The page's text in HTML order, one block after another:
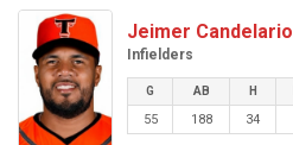
Jeimer Candelario
Infielders
G AB H
55 188 34